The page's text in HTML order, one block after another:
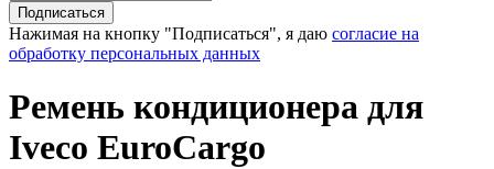
Нажимая на кнопку "Подписаться", я даю согласие на
обработку персональных данных
Ремень кондиционера для
Iveco EuroCargo